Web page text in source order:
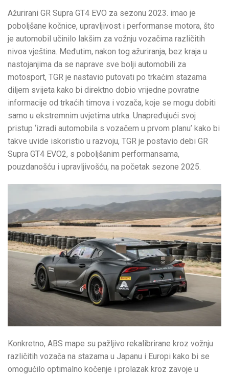
Ažurirani GR Supra GT4 EVO za sezonu 2023. imao je
poboljšane kočnice, upravljivost i performanse motora, što
je automobil učinilo lakšim za vožnju vozačima različitih
nivoa vještina. Međutim, nakon tog ažuriranja, bez kraja u
nastojanjima da se naprave sve bolji automobili za
motosport, TGR je nastavio putovati po trkaćim stazama
diljem svijeta kako bi direktno dobio vrijedne povratne
informacije od trkaćih timova i vozača, koje se mogu dobiti
samo u ekstremnim uvjetima utrka. Unapređujući svoj
pristup ‘izradi automobila s vozačem u prvom planu’ kako bi
takve uvide iskoristio u razvoju, TGR je postavio debi GR
Supra GT4 EVO2, s poboljšanim performansama,
pouzdanošću i upravljivošću, na početak sezone 2025.
Konkretno, ABS mape su pažljivo rekalibrirane kroz vožnju
različitih vozača na stazama u Japanu i Europi kako bi se
omogućilo optimalno kočenje i prolazak kroz zavoje u